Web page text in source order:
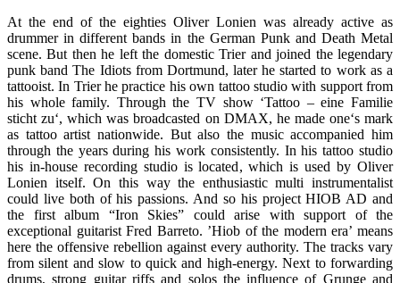
At the end of the eighties Oliver Lonien was already active as
drummer in different bands in the German Punk and Death Metal
scene. But then he left the domestic Trier and joined the legendary
punk band The Idiots from Dortmund, later he started to work as a
tattooist. In Trier he practice his own tattoo studio with support from
his whole family. Through the TV show ‘Tattoo – eine Familie
sticht zu‘, which was broadcasted on DMAX, he made one‘s mark
as tattoo artist nationwide. But also the music accompanied him
through the years during his work consistently. In his tattoo studio
his in-house recording studio is located, which is used by Oliver
Lonien itself. On this way the enthusiastic multi instrumentalist
could live both of his passions. And so his project HIOB AD and
the first album “Iron Skies” could arise with support of the
exceptional guitarist Fred Barreto. ’Hiob of the modern era’ means
here the offensive rebellion against every authority. The tracks vary
from silent and slow to quick and high-energy. Next to forwarding
drums, strong guitar riffs and solos the influence of Grunge and